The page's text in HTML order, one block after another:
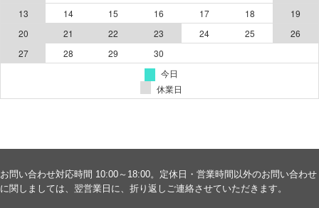
お問い合わせ対応時間 10:00～18:00。定休日・営業時間以外のお問い合わせ
に関しましては、翌営業日に、折り返しご連絡させていただきます。